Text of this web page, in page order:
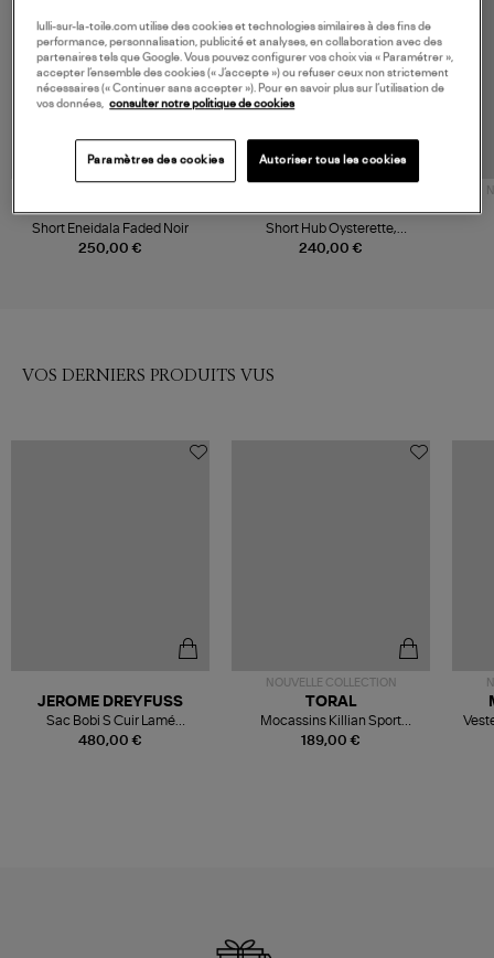
250,00 €
ISABEL MARANT
Short Eneidala Faded Noir
240,00 €
XIRENA
Short Hub Oysterette,
Collaboration Xirena x Léa
VOS DERNIERS PRODUITS VUS
480,00 €
JEROME DREYFUSS
Sac Bobi S Cuir Lamé
Champagne
NOUVELLE COLLECTION
189,00 €
TORAL
Mocassins Killian Sport
Mousse
lulli-sur-la-toile.com utilise des cookies et technologies similaires à des fins de
performance, personnalisation, publicité et analyses, en collaboration avec des
partenaires tels que Google. Vous pouvez configurer vos choix via « Paramétrer »,
accepter l’ensemble des cookies (« J’accepte ») ou refuser ceux non strictement
nécessaires (« Continuer sans accepter »). Pour en savoir plus sur l’utilisation de
vos données, consulter notre politique de cookies
Paramètres des cookies Autoriser tous les cookies